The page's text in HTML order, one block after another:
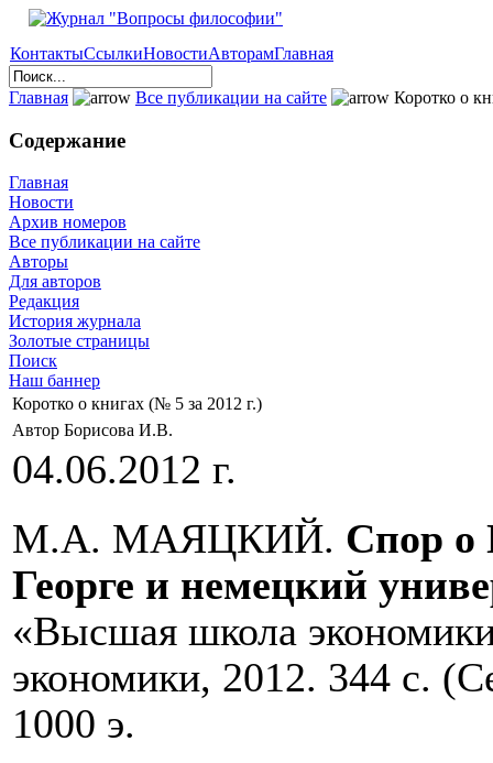
КонтактыСсылкиНовостиАвторамГлавная
Главная Все публикации на сайте Коротко о
Содержание
Главная
Новости
Архив номеров
Все публикации на сайте
Авторы
Для авторов
Редакция
История журнала
Золотые страницы
Поиск
Наш баннер
Коротко о книгах (№ 5 за 2012 г.)
Автор Борисова И.В.
04.06.2012 г.
М.А. МАЯЦКИЙ. Спор о
Георге и немецкий
«Высшая школа
экономики, 2012. 344 с.
1000 э.